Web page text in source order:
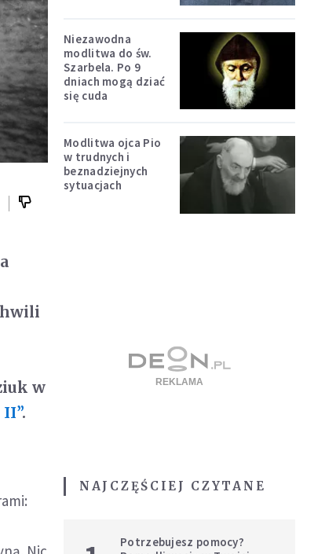
w
II”.
Niezawodna
modlitwa do św.
Szarbela. Po 9
dniach mogą dziać
się cuda
Modlitwa ojca Pio
w trudnych i
beznadziejnych
sytuacjach
NAJCZĘŚCIEJ CZYTANE
Potrzebujesz pomocy?